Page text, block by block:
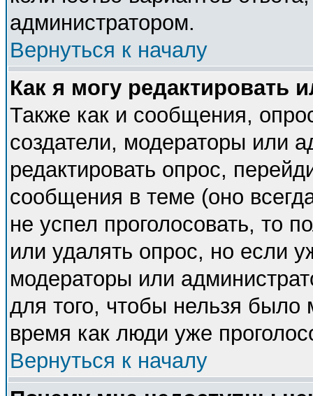
администратором.
Вернуться к началу
Как я могу редактировать
Также как и сообщения,
создатели, модераторы или
редактировать опрос,
сообщения в теме (оно
не успел проголосовать, то
или удалять опрос, но если
модераторы или
для того, чтобы нельзя было
время как люди уже
Вернуться к началу